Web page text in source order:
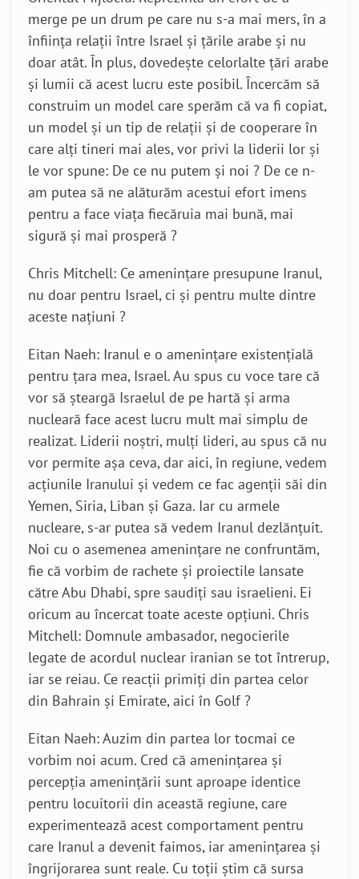
merge pe un drum pe care nu s-a mai mers, în a
înființa relații între Israel și țările arabe și nu
doar atât. În plus, dovedește celorlalte țări arabe
și lumii că acest lucru este posibil. Încercăm să
construim un model care sperăm că va fi copiat,
un model și un tip de relații și de cooperare în
care alți tineri mai ales, vor privi la liderii lor și
le vor spune: De ce nu putem și noi ? De ce n-
am putea să ne alăturăm acestui efort imens
pentru a face viața fiecăruia mai bună, mai
sigură și mai prosperă ?
Chris Mitchell: Ce amenințare presupune Iranul,
nu doar pentru Israel, ci și pentru multe dintre
aceste națiuni ?
Eitan Naeh: Iranul e o amenințare existențială
pentru țara mea, Israel. Au spus cu voce tare că
vor să șteargă Israelul de pe hartă și arma
nucleară face acest lucru mult mai simplu de
realizat. Liderii noștri, mulți lideri, au spus că nu
vor permite așa ceva, dar aici, în regiune, vedem
acțiunile Iranului și vedem ce fac agenții săi din
Yemen, Siria, Liban și Gaza. Iar cu armele
nucleare, s-ar putea să vedem Iranul dezlănțuit.
Noi cu o asemenea amenințare ne confruntăm,
fie că vorbim de rachete și proiectile lansate
către Abu Dhabi, spre saudiți sau israelieni. Ei
oricum au încercat toate aceste opțiuni. Chris
Mitchell: Domnule ambasador, negocierile
legate de acordul nuclear iranian se tot întrerup,
iar se reiau. Ce reacții primiți din partea celor
din Bahrain și Emirate, aici în Golf ?
Eitan Naeh: Auzim din partea lor tocmai ce
vorbim noi acum. Cred că amenințarea și
percepția amenințării sunt aproape identice
pentru locuitorii din această regiune, care
experimentează acest comportament pentru
care Iranul a devenit faimos, iar amenințarea și
îngrijorarea sunt reale. Cu toții știm că sursa